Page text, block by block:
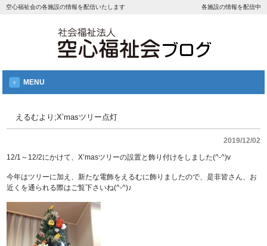
空心福祉会の各施設の情報を配信いたします 各施設の情報を配信中
MENU
えるむより;X’masツリー点灯
2019/12/02
12/1～12/2にかけて、X’masツリーの設置と飾り付けをしました(^-^)v
今年はツリーに加え、新たな電飾をえるむに飾りましたので、是非皆さん、お
近くを通られる際はご覧下さいね(^-^)♪